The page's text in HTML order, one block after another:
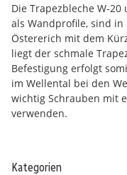
Die Trapezbleche W-20
als Wandprofile, sind
Östererich mit dem
liegt der schmale
Befestigung erfolgt
im Wellental bei den
wichtig Schrauben mit
verwenden.
Kategorien